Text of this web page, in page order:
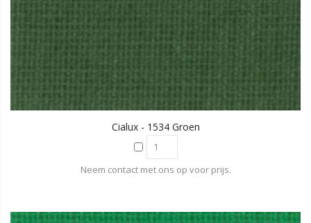
Cialux - 1534 Groen
Neem contact met ons op voor prijs.